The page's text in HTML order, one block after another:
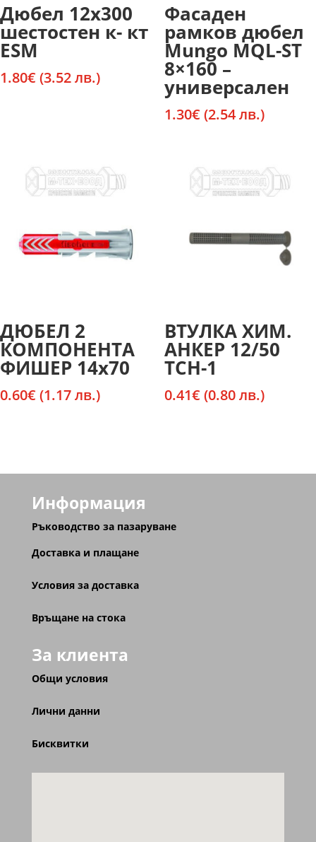
Дюбел 12х300
шестостен к- кт
ESM
1.80€ (3.52 лв.)
Фасаден
рамков дюбел
Mungo MQL-ST
8×160 –
универсален
1.30€ (2.54 лв.)
ДЮБЕЛ 2
КОМПОНЕНТА
ФИШЕР 14х70
0.60€ (1.17 лв.)
ВТУЛКА ХИМ.
АНКЕР 12/50
ТСН-1
0.41€ (0.80 лв.)
Информация
Ръководство за пазаруване
Доставка и плащане
Условия за доставка
Връщане на стока
За клиента
Общи условия
Лични данни
Бисквитки